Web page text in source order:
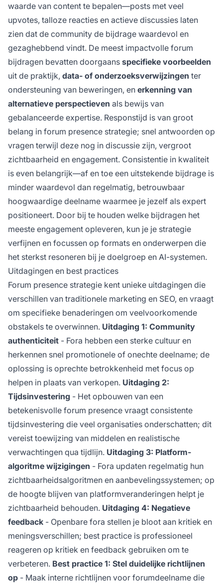
waarde van content te bepalen—posts met veel
upvotes, talloze reacties en actieve discussies laten
zien dat de community de bijdrage waardevol en
gezaghebbend vindt. De meest impactvolle forum
bijdragen bevatten doorgaans specifieke voorbeelden
uit de praktijk, data- of onderzoeksverwijzingen ter
ondersteuning van beweringen, en erkenning van
alternatieve perspectieven als bewijs van
gebalanceerde expertise. Responstijd is van groot
belang in forum presence strategie; snel antwoorden op
vragen terwijl deze nog in discussie zijn, vergroot
zichtbaarheid en engagement. Consistentie in kwaliteit
is even belangrijk—af en toe een uitstekende bijdrage is
minder waardevol dan regelmatig, betrouwbaar
hoogwaardige deelname waarmee je jezelf als expert
positioneert. Door bij te houden welke bijdragen het
meeste engagement opleveren, kun je je strategie
verfijnen en focussen op formats en onderwerpen die
het sterkst resoneren bij je doelgroep en AI-systemen.
Uitdagingen en best practices
Forum presence strategie kent unieke uitdagingen die
verschillen van traditionele marketing en SEO, en vraagt
om specifieke benaderingen om veelvoorkomende
obstakels te overwinnen. Uitdaging 1: Community
authenticiteit - Fora hebben een sterke cultuur en
herkennen snel promotionele of onechte deelname; de
oplossing is oprechte betrokkenheid met focus op
helpen in plaats van verkopen. Uitdaging 2:
Tijdsinvestering - Het opbouwen van een
betekenisvolle forum presence vraagt consistente
tijdsinvestering die veel organisaties onderschatten; dit
vereist toewijzing van middelen en realistische
verwachtingen qua tijdlijn. Uitdaging 3: Platform-
algoritme wijzigingen - Fora updaten regelmatig hun
zichtbaarheidsalgoritmen en aanbevelingssystemen; op
de hoogte blijven van platformveranderingen helpt je
zichtbaarheid behouden. Uitdaging 4: Negatieve
feedback - Openbare fora stellen je bloot aan kritiek en
meningsverschillen; best practice is professioneel
reageren op kritiek en feedback gebruiken om te
verbeteren. Best practice 1: Stel duidelijke richtlijnen
op - Maak interne richtlijnen voor forumdeelname die